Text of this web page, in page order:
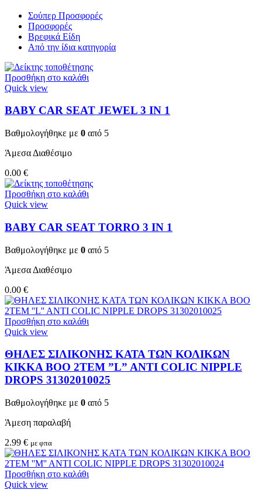
Σούπερ Προσφορές
Προσφορές
Βρεφικά Είδη
Από την ίδια κατηγορία
Προσθήκη στο καλάθι
Quick view
BABY CAR SEAT JEWEL 3 ΙΝ 1
Βαθμολογήθηκε με 0 από 5
Άμεσα Διαθέσιμο
0.00 €
Προσθήκη στο καλάθι
Quick view
BABY CAR SEAT TORRO 3 ΙΝ 1
Βαθμολογήθηκε με 0 από 5
Άμεσα Διαθέσιμο
0.00 €
Προσθήκη στο καλάθι
Quick view
ΘΗΛΕΣ ΣΙΛΙΚΟΝΗΣ ΚΑΤΑ ΤΩΝ ΚΟΛΙΚΩΝ
KIKKA BOO 2TEM ”L” ANTI COLIC NIPPLE
DROPS 31302010025
Βαθμολογήθηκε με 0 από 5
Άμεση παραλαβή
2.99 € με φπα
Προσθήκη στο καλάθι
Quick view